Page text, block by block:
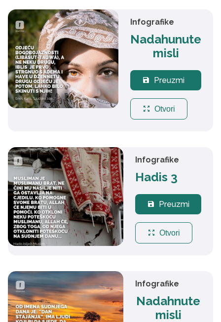
Infografike
Nadahunute
misli
save Preuzmi
zoom_out_map Otvori
Infografike
Hadis 3
save Preuzmi
zoom_out_map Otvori
Infografike
Nadahnute
misli